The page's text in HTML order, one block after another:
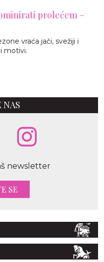
prolećem –
vraća jači, svežiji i
motivi.
NAS
newsletter
SE